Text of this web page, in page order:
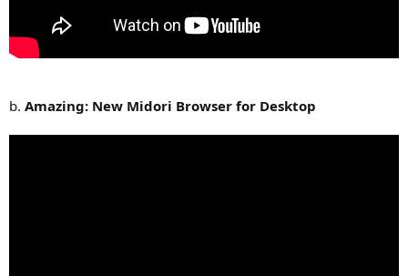
b. Amazing: New Midori Browser for Desktop